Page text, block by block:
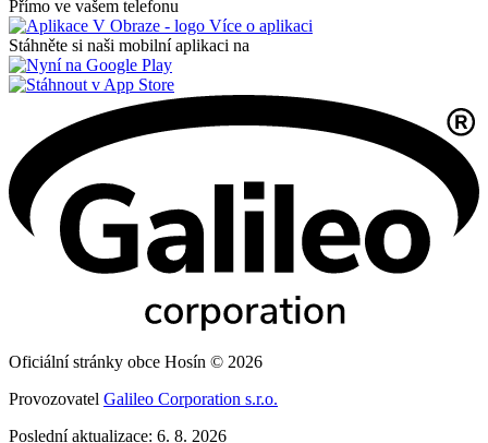
Přímo ve vašem telefonu
Více o aplikaci
Stáhněte si naši mobilní aplikaci na
Oficiální stránky obce Hosín © 2026
Provozovatel Galileo Corporation s.r.o.
Poslední aktualizace: 6. 8. 2026